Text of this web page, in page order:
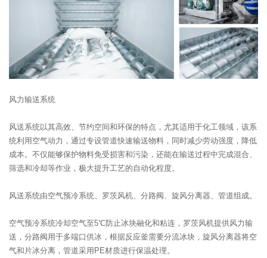
风力输送系统
风送系统以其高效、节约空间和环保的特点，尤其适用于化工领域，该系
统利用空气动力，通过专设管道快速输送物料，同时减少劳动强度，降低
成本。不仅能够保护物料免受损害和污染，还能在输送过程中完成混合、
筛选和冷却等作业，极大提升工艺的自动化程度。
风送系统由空气预冷系统、罗茨风机、分路阀、旋风分离器、管道组成。
空气预冷系统冷却空气至5℃防止冰块融化和粘连，罗茨风机提供风力输
送，分路阀用于多端口供冰，根据反应釜需要分流冰块，旋风分离器将空
气和片冰分离，管道采用PE材质进行保温处理。